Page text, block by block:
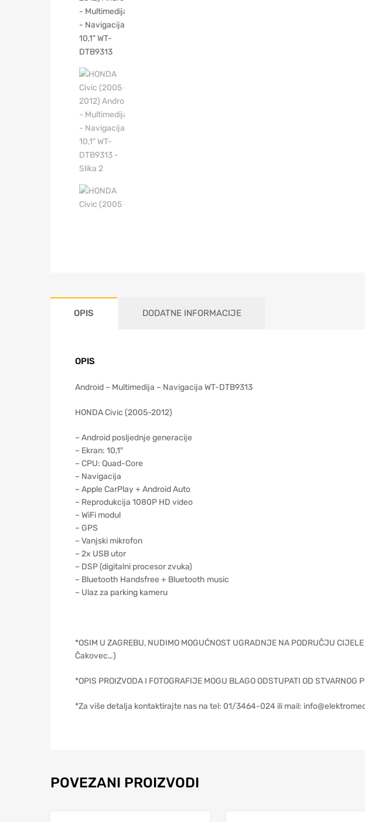
OPIS DODATNE INFORMACIJE
OPIS
Android – Multimedija – Navigacija WT-DTB9313
HONDA Civic (2005-2012)
– Android posljednje generacije
– Ekran: 10,1″
– CPU: Quad-Core
– Navigacija
– Apple CarPlay + Android Auto
– Reprodukcija 1080P HD video
– WiFi modul
– GPS
– Vanjski mikrofon
– 2x USB utor
– DSP (digitalni procesor zvuka)
– Bluetooth Handsfree + Bluetooth music
– Ulaz za parking kameru
*OSIM U ZAGREBU, NUDIMO MOGUĆNOST UGRADNJE NA PODRUČJU
Čakovec…)
*OPIS PROIZVODA I FOTOGRAFIJE MOGU BLAGO ODSTUPATI OD STVARNOG
*Za više detalja kontaktirajte nas na tel: 01/3464-024 ili mail:
POVEZANI PROIZVODI